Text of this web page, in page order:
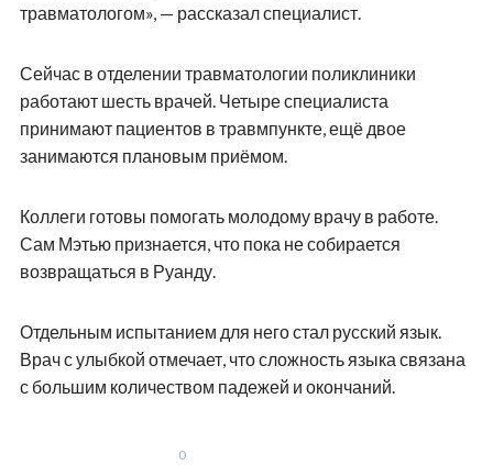
травматологом», — рассказал специалист.
Сейчас в отделении травматологии поликлиники
работают шесть врачей. Четыре специалиста
принимают пациентов в травмпункте, ещё двое
занимаются плановым приёмом.
Коллеги готовы помогать молодому врачу в работе.
Сам Мэтью признается, что пока не собирается
возвращаться в Руанду.
Отдельным испытанием для него стал русский язык.
Врач с улыбкой отмечает, что сложность языка связана
с большим количеством падежей и окончаний.
0